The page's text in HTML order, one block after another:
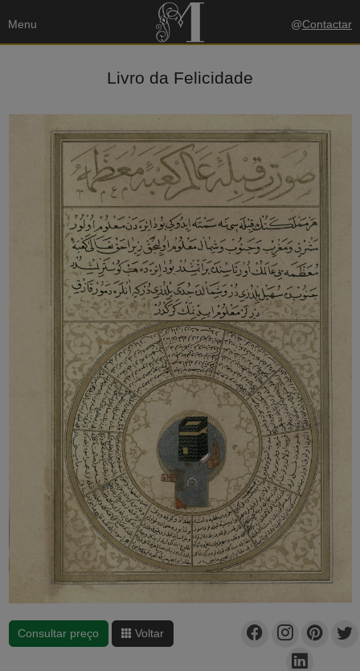
Menu @Contactar
Livro da Felicidade
Consultar preço Voltar